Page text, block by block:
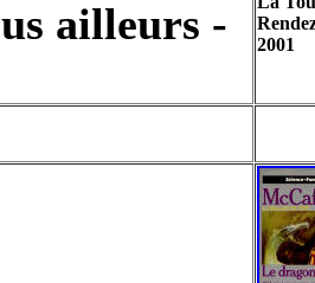
ailleurs -
2001